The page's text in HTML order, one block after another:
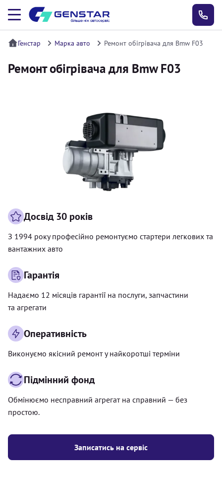
Генстар Марка авто Ремонт обігрівача для Bmw F03
Ремонт обігрівача для Bmw F03
Записатись на сервіс
Досвід 30 років
З 1994 року професійно ремонтуємо стартери легкових та
вантажних авто
Гарантія
Надаємо 12 місяців гарантії на послуги, запчастини
та агрегати
Оперативність
Виконуємо якісний ремонт у найкоротші терміни
Підмінний фонд
Обмінюємо несправний агрегат на справний — без
простою.